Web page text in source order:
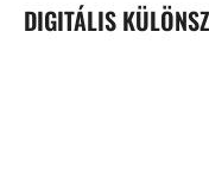
DIGITÁLIS